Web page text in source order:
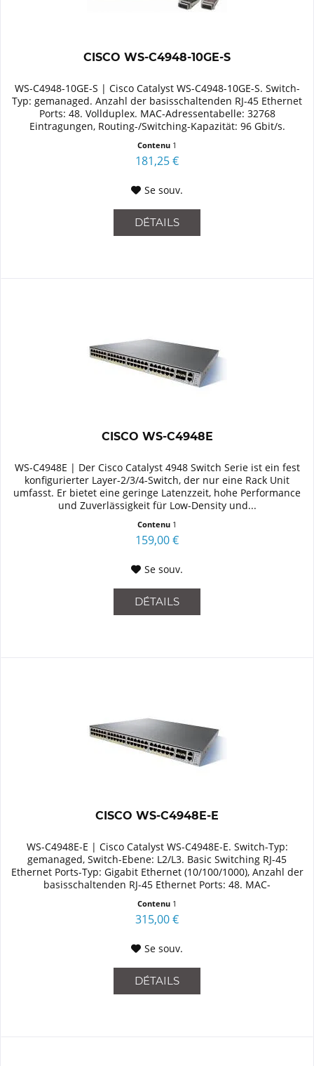
CISCO WS-C4948-10GE-S
WS-C4948-10GE-S | Cisco Catalyst WS-C4948-10GE-S. Switch-
Typ: gemanaged. Anzahl der basisschaltenden RJ-45 Ethernet
Ports: 48. Vollduplex. MAC-Adressentabelle: 32768
Eintragungen, Routing-/Switching-Kapazität: 96 Gbit/s.
Contenu 1
181,25 €
Se souv.
DÉTAILS
CISCO WS-C4948E
WS-C4948E | Der Cisco Catalyst 4948 Switch Serie ist ein fest
konfigurierter Layer-2/3/4-Switch, der nur eine Rack Unit
umfasst. Er bietet eine geringe Latenzzeit, hohe Performance
und Zuverlässigkeit für Low-Density und...
Contenu 1
159,00 €
Se souv.
DÉTAILS
CISCO WS-C4948E-E
WS-C4948E-E | Cisco Catalyst WS-C4948E-E. Switch-Typ:
gemanaged, Switch-Ebene: L2/L3. Basic Switching RJ-45
Ethernet Ports-Typ: Gigabit Ethernet (10/100/1000), Anzahl der
basisschaltenden RJ-45 Ethernet Ports: 48. MAC-
Contenu 1
315,00 €
Se souv.
DÉTAILS